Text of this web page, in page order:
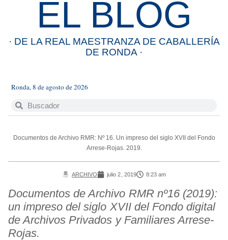
EL BLOG
· DE LA REAL MAESTRANZA DE CABALLERÍA
DE RONDA ·
Ronda, 8 de agosto de 2026
Documentos de Archivo RMR: Nº 16. Un impreso del siglo XVII del Fondo
Arrese-Rojas. 2019.
ARCHIVO julio 2, 2019 8:23 am
Documentos de Archivo RMR nº16 (2019):
un impreso del siglo XVII del Fondo digital
de Archivos Privados y Familiares Arrese-
Rojas.